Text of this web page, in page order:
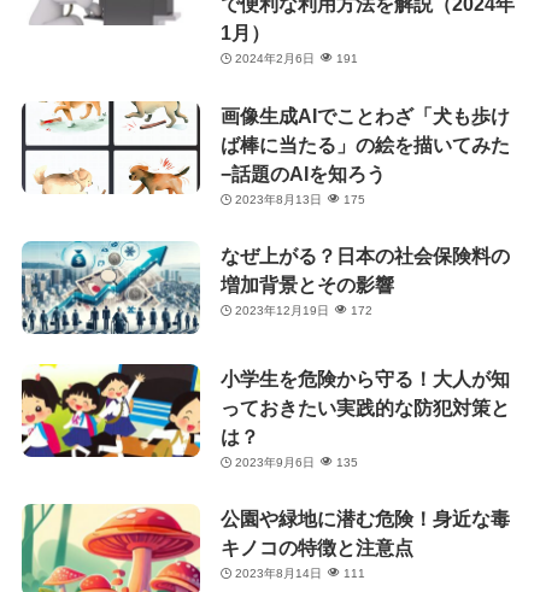
1月）
2024年2月6日 191
画像生成AIでことわざ「犬も歩け
ば棒に当たる」の絵を描いてみた
−話題のAIを知ろう
2023年8月13日 175
なぜ上がる？日本の社会保険料の
増加背景とその影響
2023年12月19日 172
小学生を危険から守る！大人が知
っておきたい実践的な防犯対策と
は？
2023年9月6日 135
公園や緑地に潜む危険！身近な毒
キノコの特徴と注意点
2023年8月14日 111